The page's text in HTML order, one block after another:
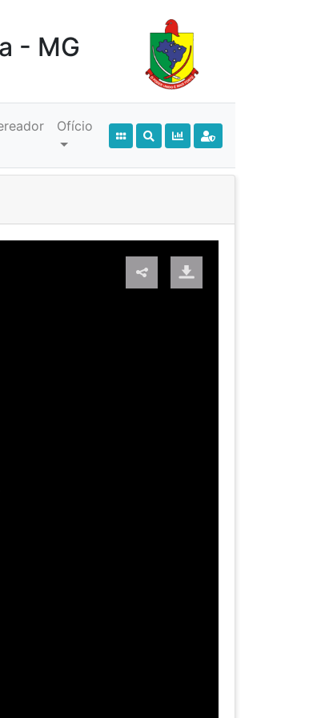
- MG
Ofício